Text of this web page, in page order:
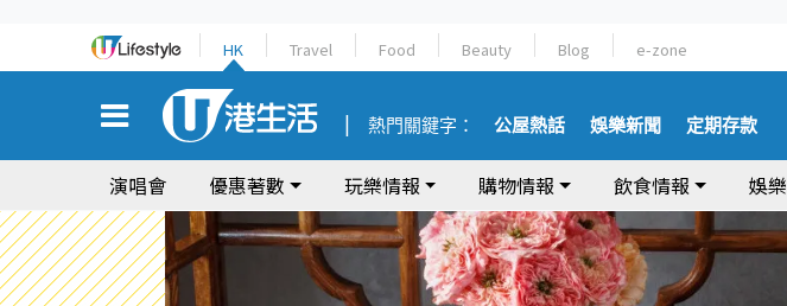
HK Travel Food Beauty Blog e-zone
熱門關鍵字： 公屋熱話 娛樂新聞 定期存款
演唱會 優惠著數 玩樂情報 購物情報 飲食情報 娛樂